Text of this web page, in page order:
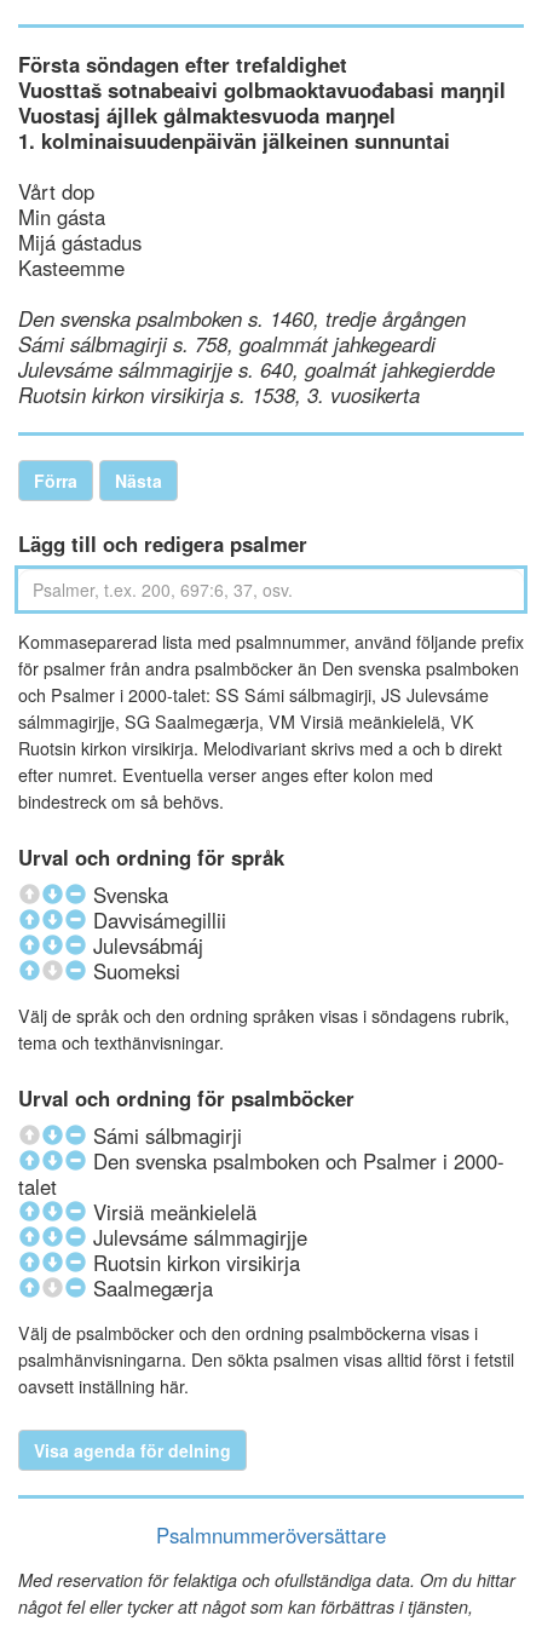
Första söndagen efter trefaldighet
Vuosttaš sotnabeaivi golbmaoktavuođabasi maŋŋil
Vuostasj ájllek gålmaktesvuoda maŋŋel
1. kolminaisuudenpäivän jälkeinen sunnuntai
Vårt dop
Min gásta
Mijá gástadus
Kasteemme
Den svenska psalmboken s. 1460, tredje årgången
Sámi sálbmagirji s. 758, goalmmát jahkegeardi
Julevsáme sálmmagirjje s. 640, goalmát jahkegierdde
Ruotsin kirkon virsikirja s. 1538, 3. vuosikerta
Förra Nästa
Lägg till och redigera psalmer
Kommaseparerad lista med psalmnummer, använd följande prefix
för psalmer från andra psalmböcker än Den svenska psalmboken
och Psalmer i 2000-talet: SS Sámi sálbmagirji, JS Julevsáme
sálmmagirjje, SG Saalmegærja, VM Virsiä meänkielelä, VK
Ruotsin kirkon virsikirja. Melodivariant skrivs med a och b direkt
efter numret. Eventuella verser anges efter kolon med
bindestreck om så behövs.
Urval och ordning för språk
Svenska
Davvisámegillii
Julevsábmáj
Suomeksi
Välj de språk och den ordning språken visas i söndagens rubrik,
tema och texthänvisningar.
Urval och ordning för psalmböcker
Sámi sálbmagirji
Den svenska psalmboken och Psalmer i 2000-
talet
Virsiä meänkielelä
Julevsáme sálmmagirjje
Ruotsin kirkon virsikirja
Saalmegærja
Välj de psalmböcker och den ordning psalmböckerna visas i
psalmhänvisningarna. Den sökta psalmen visas alltid först i fetstil
oavsett inställning här.
Visa agenda för delning
Psalmnummeröversättare
Med reservation för felaktiga och ofullständiga data. Om du hittar
något fel eller tycker att något som kan förbättras i tjänsten,